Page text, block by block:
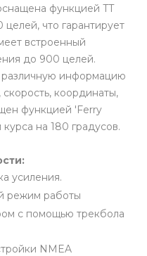
функцией TT
что гарантирует
встроенный
до 900 целей.
различную информацию
координаты,
функцией 'Ferry
на 180 градусов.
усиления.
режим работы
с помощью трекбола
NMEA